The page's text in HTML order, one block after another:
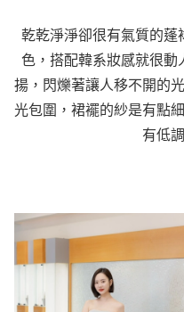
乾乾淨淨卻很有氣質的蓬
色，搭配韓系妝感就很
揚，閃爍著讓人移不開的
光包圍，裙襬的紗是有點
有低